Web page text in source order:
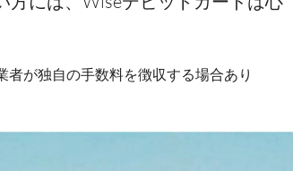
が独自の手数料を徴収する場合あり